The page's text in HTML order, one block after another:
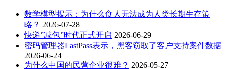
数学模型揭示：为什么食人无法成为人类长期生存策
略？ 2026-07-28
快递”减包”时代正式开启 2026-06-29
密码管理器LastPass表示，黑客窃取了客户支持案件数据
2026-06-24
为什么中国的民营企业很难？ 2026-05-27